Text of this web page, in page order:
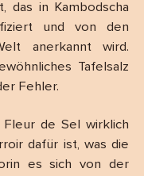
das in Kambodscha
und von den
anerkannt wird.
Tafelsalz
Fehler.
de Sel wirklich
dafür ist, was die
es sich von der